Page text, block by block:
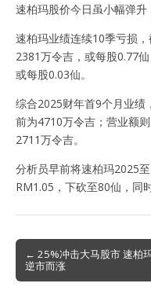
速柏玛股价今日虽小幅弹升
速柏玛业绩连续10季亏损
2381万令吉，或每股0.77
或每股0.03仙。
综合2025财年首9个月业绩
前为4710万令吉；营业额
2711万令吉。
分析员早前将速柏玛2025
RM1.05，下砍至80仙，同
Post
navigation
← 25%冲击大马股市 速柏
逆市而涨